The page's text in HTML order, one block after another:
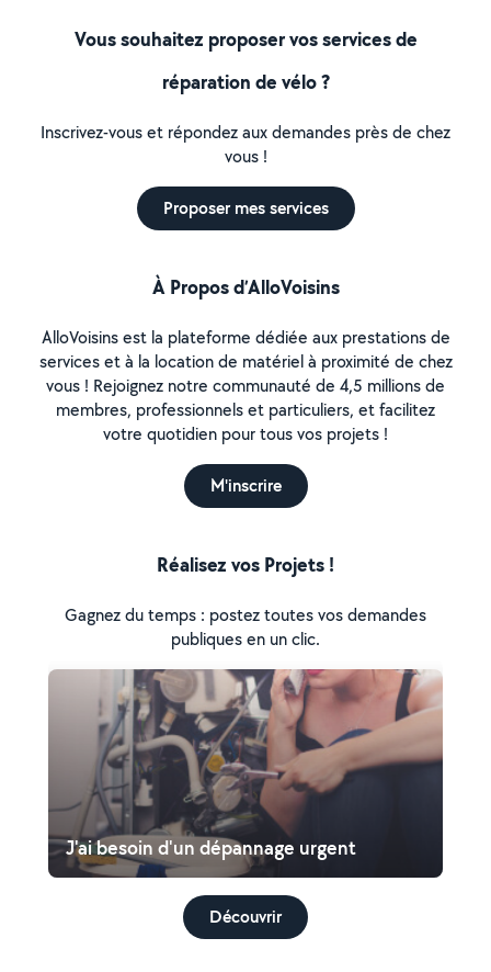
Vous souhaitez proposer vos services de
réparation de vélo ?
Inscrivez-vous et répondez aux demandes près de chez
vous !
Proposer mes services
À Propos d’AlloVoisins
AlloVoisins est la plateforme dédiée aux prestations de
services et à la location de matériel à proximité de chez
vous ! Rejoignez notre communauté de 4,5 millions de
membres, professionnels et particuliers, et facilitez
votre quotidien pour tous vos projets !
M'inscrire
Réalisez vos Projets !
Gagnez du temps : postez toutes vos demandes
publiques en un clic.
J'ai besoin d'un dépannage urgent
Découvrir